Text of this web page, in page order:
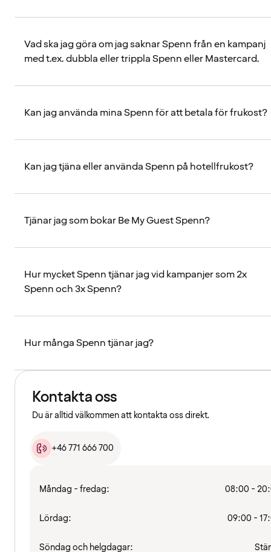
Vad ska jag göra om jag saknar Spenn från en kampanj
med t.ex. dubbla eller trippla Spenn eller Mastercard.
Kan jag använda mina Spenn för att betala för frukost?
Kan jag tjäna eller använda Spenn på hotellfrukost?
Tjänar jag som bokar Be My Guest Spenn?
Hur mycket Spenn tjänar jag vid kampanjer som 2x
Spenn och 3x Spenn?
Hur många Spenn tjänar jag?
Kontakta oss
Du är alltid välkommen att kontakta oss direkt.
+46 771 666 700
Måndag - fredag: 08:00 -
Lördag: 09:00 -
Söndag och helgdagar: